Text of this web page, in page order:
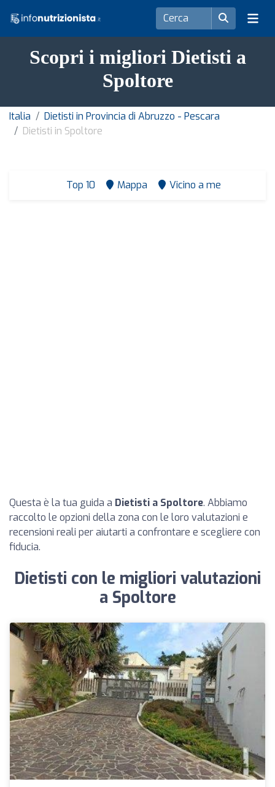
Scopri i migliori Dietisti a
Spoltore
Italia
Dietisti in Provincia di Abruzzo - Pescara
Dietisti in Spoltore
Top 10 Mappa Vicino a me
Questa è la tua guida a Dietisti a Spoltore. Abbiamo
raccolto le opzioni della zona con le loro valutazioni e
recensioni reali per aiutarti a confrontare e scegliere con
fiducia.
Dietisti con le migliori valutazioni
a Spoltore